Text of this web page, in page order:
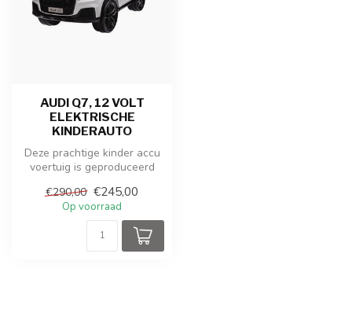
AUDI Q7, 12 VOLT
ELEKTRISCHE
KINDERAUTO
Deze prachtige kinder accu
voertuig is geproduceerd
€290,00 €245,00
Op voorraad